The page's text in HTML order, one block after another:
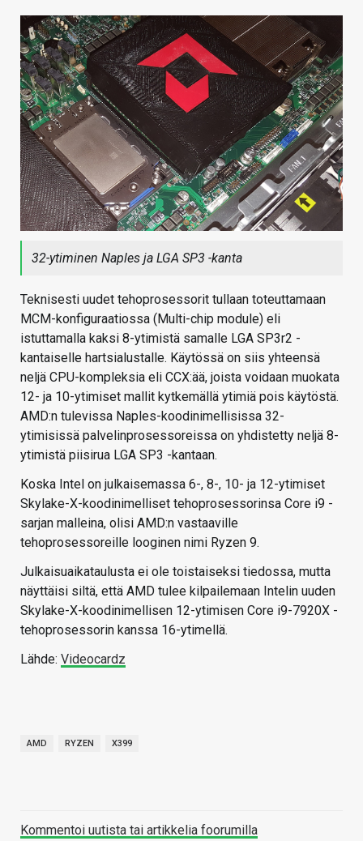
32-ytiminen Naples ja LGA SP3 -kanta
Teknisesti uudet tehoprosessorit tullaan toteuttamaan
MCM-konfiguraatiossa (Multi-chip module) eli
istuttamalla kaksi 8-ytimistä samalle LGA SP3r2 -
kantaiselle hartsialustalle. Käytössä on siis yhteensä
neljä CPU-kompleksia eli CCX:ää, joista voidaan muokata
12- ja 10-ytimiset mallit kytkemällä ytimiä pois käytöstä.
AMD:n tulevissa Naples-koodinimellisissa 32-
ytimisissä palvelinprosessoreissa on yhdistetty neljä 8-
ytimistä piisirua LGA SP3 -kantaan.
Koska Intel on julkaisemassa 6-, 8-, 10- ja 12-ytimiset
Skylake-X-koodinimelliset tehoprosessorinsa Core i9 -
sarjan malleina, olisi AMD:n vastaaville
tehoprosessoreille looginen nimi Ryzen 9.
Julkaisuaikataulusta ei ole toistaiseksi tiedossa, mutta
näyttäisi siltä, että AMD tulee kilpailemaan Intelin uuden
Skylake-X-koodinimellisen 12-ytimisen Core i9-7920X -
tehoprosessorin kanssa 16-ytimellä.
Lähde: Videocardz
AMD RYZEN X399
Kommentoi uutista tai artikkelia foorumilla